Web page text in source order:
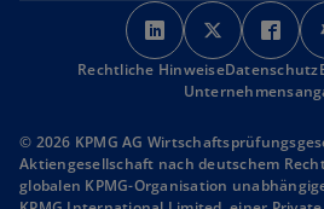
w
i
r
d
n
e
w
i
r
d
n
e
w
i
r
d
n
e
Rechtliche HinweiseDatenschutz
© 2026 KPMG AG
Aktiengesellschaft nach deutschem
globalen KPMG-Organisation